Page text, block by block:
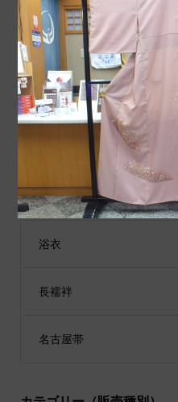
袋帯
男性用着物
江戸小紋
コート（道行、雨コート）
色無地
浴衣
長襦袢
名古屋帯